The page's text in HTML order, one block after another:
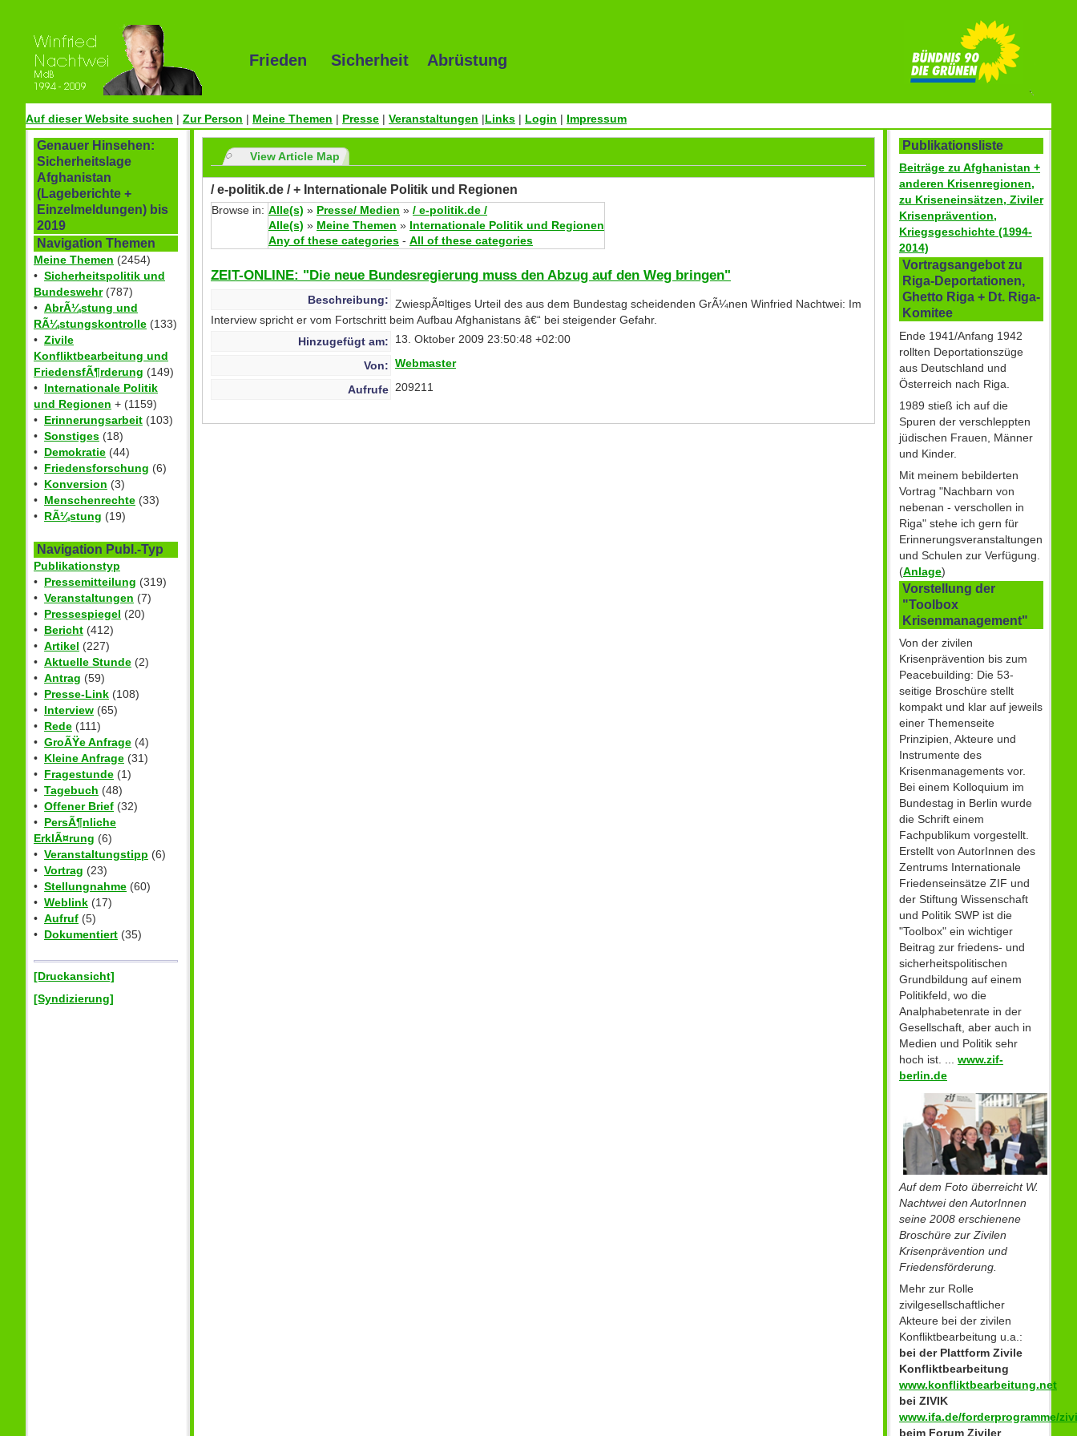
Frieden Sicherheit Abrüstung
Auf dieser Website suchen | Zur Person | Meine Themen | Presse | Veranstaltungen |Links | Login | Impressum
Genauer Hinsehen:
Sicherheitslage
Afghanistan
(Lageberichte +
Einzelmeldungen) bis
2019
Navigation Themen
Meine Themen (2454)
• Sicherheitspolitik und
Bundeswehr(787)
• AbrÃ¼stung und
RÃ¼stungskontrolle (133)
• Zivile
Konfliktbearbeitung und
FriedensfÃ¶rderung (149)
• Internationale Politik
und Regionen + (1159)
• Erinnerungsarbeit (103)
• Sonstiges (18)
• Demokratie (44)
• Friedensforschung (6)
• Konversion (3)
• Menschenrechte (33)
• RÃ¼stung (19)
Navigation Publ.-Typ
Publikationstyp
• Pressemitteilung (319)
• Veranstaltungen (7)
• Pressespiegel (20)
• Bericht (412)
• Artikel (227)
• Aktuelle Stunde (2)
• Antrag (59)
• Presse-Link (108)
• Interview (65)
• Rede (111)
• GroÃŸe Anfrage (4)
• Kleine Anfrage (31)
• Fragestunde (1)
• Tagebuch (48)
• Offener Brief (32)
• PersÃ¶nliche
ErklÃ¤rung (6)
• Veranstaltungstipp (6)
• Vortrag (23)
• Stellungnahme (60)
• Weblink (17)
• Aufruf (5)
• Dokumentiert (35)
[Druckansicht]
[Syndizierung]
View Article Map
/ e-politik.de / + Internationale Politik und Regionen
Browse in: Alle(s) » Presse/ Medien » / e-politik.de /
Alle(s) » Meine Themen » Internationale Politik und Regionen
Any of these categories - All of these categories
ZEIT-ONLINE: "Die neue Bundesregierung muss den Abzug auf den Weg bringen"
Beschreibung: ZwiespÃ¤ltiges Urteil des aus dem Bundestag scheidenden GrÃ¼nen Winfried Nachtwei: Im
Interview spricht er vom Fortschritt beim Aufbau Afghanistans â€“ bei steigender Gefahr.
Hinzugefügt am:
13. Oktober 2009 23:50:48 +02:00
Von: Webmaster
Aufrufe 209211
Publikationsliste
Beiträge zu Afghanistan +
anderen Krisenregionen,
zu Kriseneinsätzen, Ziviler
Krisenprävention,
Kriegsgeschichte (1994-
2014)
Vortragsangebot zu
Riga-Deportationen,
Ghetto Riga + Dt. Riga-
Komitee
Ende 1941/Anfang 1942
rollten Deportationszüge
aus Deutschland und
Österreich nach Riga.
1989 stieß ich auf die
Spuren der verschleppten
jüdischen Frauen, Männer
und Kinder.
Mit meinem bebilderten
Vortrag "Nachbarn von
nebenan - verschollen in
Riga" stehe ich gern für
Erinnerungsveranstaltungen
und Schulen zur Verfügung.
(Anlage)
Vorstellung der
"Toolbox
Krisenmanagement"
Von der zivilen
Krisenprävention bis zum
Peacebuilding: Die 53-
seitige Broschüre stellt
kompakt und klar auf jeweils
einer Themenseite
Prinzipien, Akteure und
Instrumente des
Krisenmanagements vor.
Bei einem Kolloquium im
Bundestag in Berlin wurde
die Schrift einem
Fachpublikum vorgestellt.
Erstellt von AutorInnen des
Zentrums Internationale
Friedenseinsätze ZIF und
der Stiftung Wissenschaft
und Politik SWP ist die
"Toolbox" ein wichtiger
Beitrag zur friedens- und
sicherheitspolitischen
Grundbildung auf einem
Politikfeld, wo die
Analphabetenrate in der
Gesellschaft, aber auch in
Medien und Politik sehr
hoch ist. ... www.zif-
berlin.de
Auf dem Foto überreicht W.
Nachtwei den AutorInnen
seine 2008 erschienene
Broschüre zur Zivilen
Krisenprävention und
Friedensförderung.
Mehr zur Rolle
zivilgesellschaftlicher
Akteure bei der zivilen
Konfliktbearbeitung u.a.:
bei der Plattform Zivile
Konfliktbearbeitung
www.konfliktbearbeitung.net
bei ZIVIK
www.ifa.de/forderprogramme/
beim Forum Ziviler